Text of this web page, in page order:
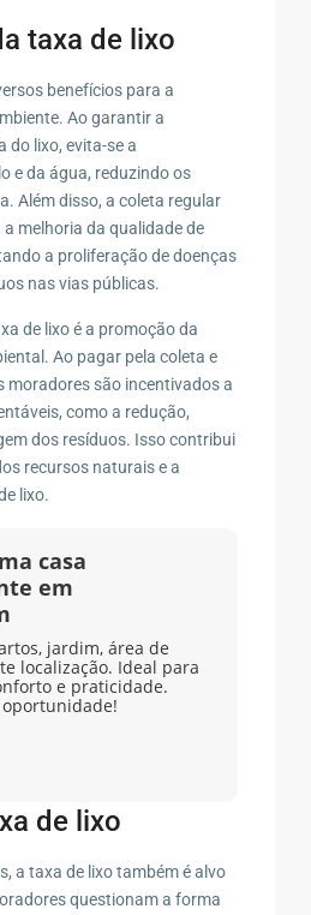
taxa de lixo
benefícios para a
Ao garantir a
do lixo, evita-se a
e da água, reduzindo os
Além disso, a coleta regular
melhoria da qualidade de
a proliferação de doenças
nas vias públicas.
de lixo é a promoção da
Ao pagar pela coleta e
moradores são incentivados a
como a redução,
dos resíduos. Isso contribui
recursos naturais e a
lixo.
casa
em
jardim, área de
localização. Ideal para
e praticidade.
de lixo
a taxa de lixo também é alvo
questionam a forma